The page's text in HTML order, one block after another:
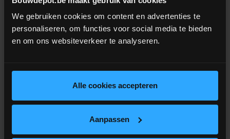
We gebruiken cookies om content en advertenties te
personaliseren, om functies voor social media te bieden
en om ons websiteverkeer te analyseren.
Alle cookies accepteren
Aanpassen
Compaktuna Joint breed SP
25KG Grijs
€ 22,30 incl.btw - +
Vergelijken
Pepperino Dark (G654) tegel
20x20x3cm (kist 15,84m²)
volumekorting!
€ 67,90 /m²
Vergelijken